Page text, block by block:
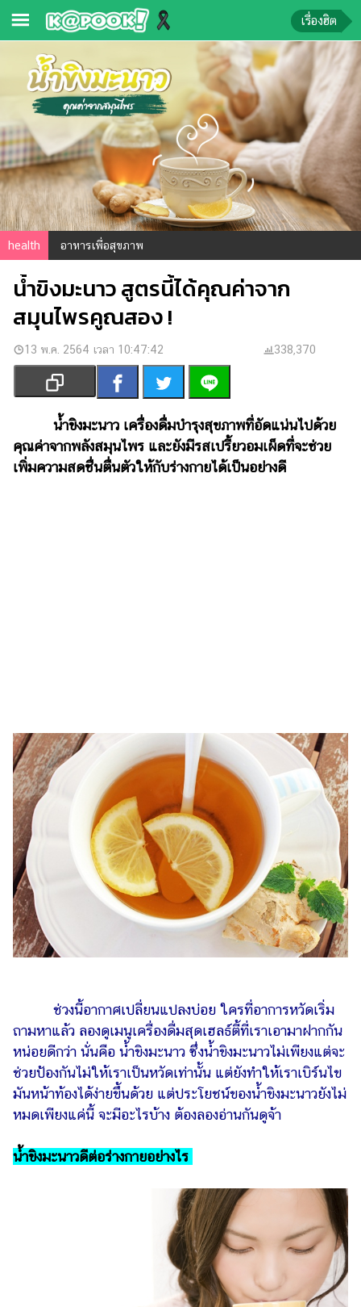
ข่าว-
ความ
รู้
ข่าว
ข่าว
บันเทิง
ตรวจ
หวย
ผล
บอล
สด
การ
เงิน
การ
บันเทิง
ไตล์
ดูด
วง
ผู้
หญิง
ผู้ชาย
สุขภาพ
ท่อง
เที่ยว
ง่ายๆ
ช้อป
ปิ้ง
รถยนต์
และ
เรื่องฮิต
health อาหารเพื่อสุขภาพ
น้ำขิงมะนาว สูตรนี้ได้คุณค่าจาก
สมุนไพรคูณสอง !
13 พ.ค. 2564 เวลา 10:47:42 338,370
น้ำขิงมะนาว เครื่องดื่มบำรุงสุขภาพที่อัดแน่นไปด้วย
คุณค่าจากพลังสมุนไพร และยังมีรสเปรี้ยวอมเผ็ดที่จะช่วย
เพิ่มความสดชื่นตื่นตัวให้กับ­­­ร่างกายได้เป็นอย่างดี
ช่วงนี้อากาศเปลี่ยนแปลงบ่อย ใครที่อาการหวัดเริ่ม
ถามหาแล้ว ลองดูเมนูเครื่องดื่มสุดเฮลธ์ตี้ที่เราเอามาฝากกัน
หน่อยดีกว่า นั่นคือ น้ำขิงมะนาว ซึ่งน้ำขิงมะนาวไม่เพียงแต่จะ
ช่วยป้องกันไม่ให้เราเป็นหวัดเท่านั้น แต่ยังทำให้เราเบิร์นไข
มันหน้าท้องได้ง่ายขึ้นด้วย แต่ประโยชน์ของน้ำขิงมะนาวยังไม่
หมดเพียงแค่นี้ จะมีอะไรบ้าง ต้องลองอ่านกันดูจ้า
น้ำขิงมะนาวดีต่อร่างกายอย่างไร